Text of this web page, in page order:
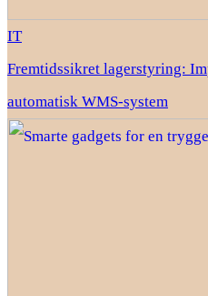
IT
Fremtidssikret lagerstyring:
automatisk WMS-system